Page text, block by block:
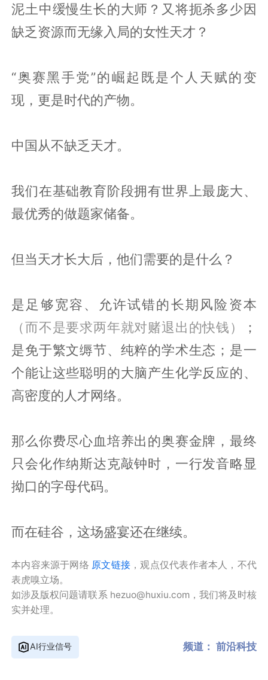
泥土中缓慢生长的大师？又将扼杀多少因
缺乏资源而无缘入局的女性天才？
“奥赛黑手党”的崛起既是个人天赋的变
现，更是时代的产物。
中国从不缺乏天才。
我们在基础教育阶段拥有世界上最庞大、
最优秀的做题家储备。
但当天才长大后，他们需要的是什么？
是足够宽容、允许试错的长期风险资本
（而不是要求两年就对赌退出的快钱）
；
是免于繁文缛节、纯粹的学术生态；是一
个能让这些聪明的大脑产生化学反应的、
高密度的人才网络。
那么你费尽心血培养出的奥赛金牌，最终
只会化作纳斯达克敲钟时，一行发音略显
拗口的字母代码。
而在硅谷，这场盛宴还在继续。
本内容来源于网络 原文链接 ，观点仅代表作者本人，不代
表虎嗅立场。
如涉及版权问题请联系 hezuo@huxiu.com，我们将及时核
实并处理。
AI行业信号 频道： 前沿科技